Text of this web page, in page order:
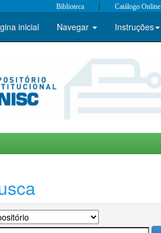
Biblioteca | Catálogo Online
inicial Navegar Instruções